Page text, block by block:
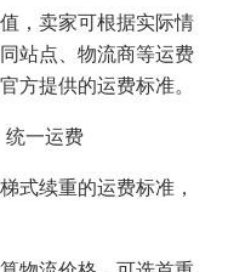
，卖家可根据实际情
站点、物流商等运费
方提供的运费标准。
一运费
式续重的运费标准，